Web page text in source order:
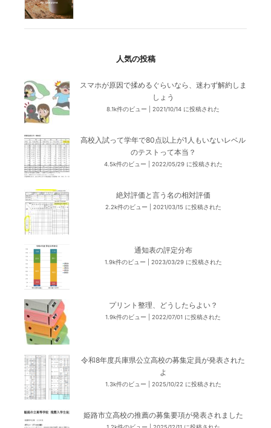
人気の投稿
スマホが原因で揉めるぐらいなら、迷わず解約しま
しょう
8.1k件のビュー 2021/10/14 に投稿された
高校入試って学年で80点以上が1人もいないレベル
のテストって本当？
4.5k件のビュー 2022/05/29 に投稿された
絶対評価と言う名の相対評価
2.2k件のビュー 2021/03/15 に投稿された
通知表の評定分布
1.9k件のビュー 2023/03/29 に投稿された
プリント整理、どうしたらよい？
1.9k件のビュー 2022/07/01 に投稿された
令和8年度兵庫県公立高校の募集定員が発表された
よ
1.3k件のビュー 2025/10/22 に投稿された
姫路市立高校の推薦の募集要項が発表されました